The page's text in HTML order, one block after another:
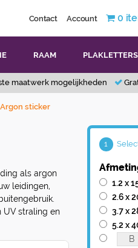
Contact Account 0
RAAM PLAKLETTERS
maatwerk mogelijkheden
Argon sticker
als argon
leidingen,
UV straling en
1
1.2 x
2.6 x
3.7 x
5.2 x